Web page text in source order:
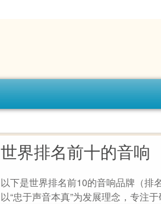
世界排名前十的音响
以下是世界排名前10的音响品牌（排
以“忠于声音本真”为发展理念，专注